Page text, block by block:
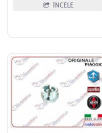
İNCELE